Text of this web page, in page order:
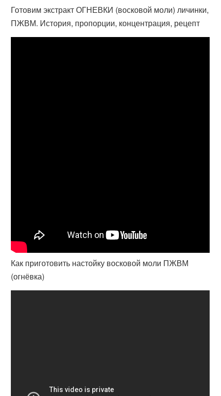
Готовим экстракт ОГНЕВКИ (восковой моли) личинки,
ПЖВМ. История, пропорции, концентрация, рецепт
Как приготовить настойку восковой моли ПЖВМ
(огнёвка)